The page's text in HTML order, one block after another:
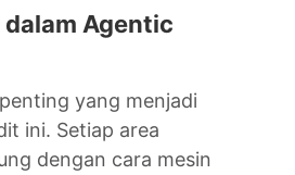
Agentic
yang menjadi
ini. Setiap area
dengan cara mesin